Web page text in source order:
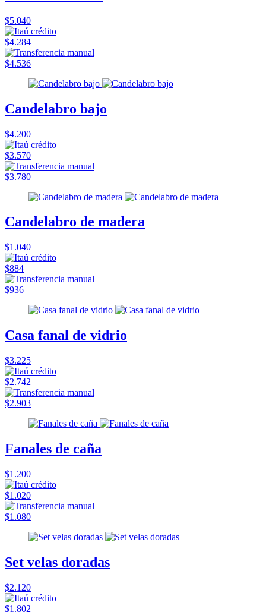
$5.040
$4.284
$4.536
Candelabro bajo
$4.200
$3.570
$3.780
Candelabro de madera
$1.040
$884
$936
Casa fanal de vidrio
$3.225
$2.742
$2.903
Fanales de caña
$1.200
$1.020
$1.080
Set velas doradas
$2.120
$1.802